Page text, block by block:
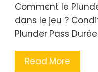
Comment le
dans le jeu ?
Plunder Pass
Read More